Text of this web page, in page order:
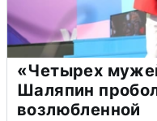
«Четырех
Шаляпин
возлюбленной